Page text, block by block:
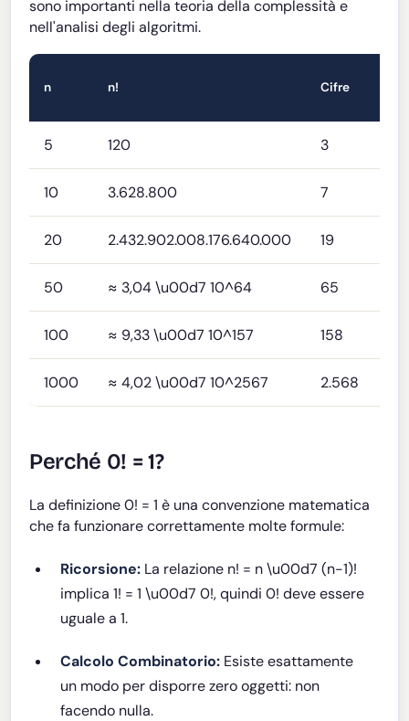
sono importanti nella teoria della complessità e
nell'analisi degli algoritmi.
n n! Cifre
5 120 3
10 3.628.800 7
20 2.432.902.008.176.640.000 19
50 ≈ 3,04 \u00d7 10^64 65
100 ≈ 9,33 \u00d7 10^157 158
1000 ≈ 4,02 \u00d7 10^2567 2.568
Perché 0! = 1?
La definizione 0! = 1 è una convenzione matematica
che fa funzionare correttamente molte formule:
Ricorsione: La relazione n! = n \u00d7 (n-1)!
implica 1! = 1 \u00d7 0!, quindi 0! deve essere
uguale a 1.
Calcolo Combinatorio: Esiste esattamente
un modo per disporre zero oggetti: non
facendo nulla.